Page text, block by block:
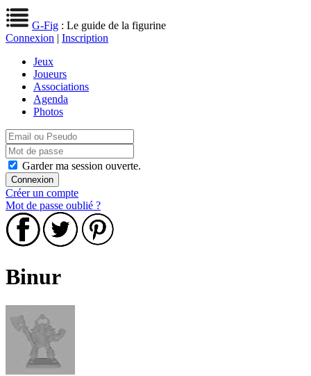
G-Fig : Le guide de la figurine
Connexion | Inscription
Jeux
Joueurs
Associations
Agenda
Photos
Garder ma session ouverte.
Créer un compte
Mot de passe oublié ?
Binur